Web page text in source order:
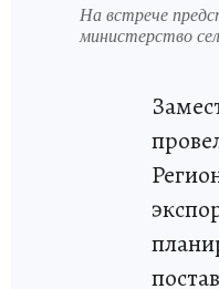
На встрече
министерство